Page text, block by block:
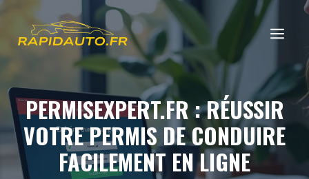
Aller
contenu
PERMISEXPERT.FR : RÉUSSIR
VOTRE PERMIS DE CONDUIRE
FACILEMENT EN LIGNE